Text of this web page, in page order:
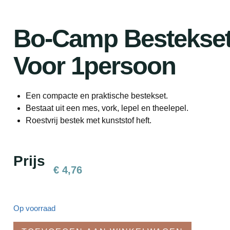
Bo-Camp
Voor 1persoon
Een compacte en praktische bestekset.
Bestaat uit een mes, vork, lepel en theelepel.
Roestvrij bestek met kunststof heft.
Prijs
€ 4,76
Op voorraad